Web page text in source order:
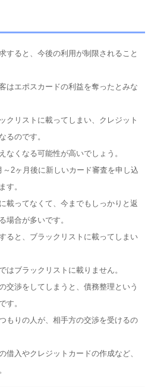
すると、今後の利用が制限されること
はエポスカードの利益を奪ったとみな
クリストに載ってしまい、クレジット
るのです。
なくなる可能性が高いでしょう。
2ヶ月後に新しいカード審査を申し込
す。
載ってなくて、今までもしっかりと返
場合が多いです。
ると、ブラックリストに載ってしまい
はブラックリストに載りません。
交渉をしてしまうと、債務整理という
す。
もりの人が、相手方の交渉を受けるの
借入やクレジットカードの作成など、